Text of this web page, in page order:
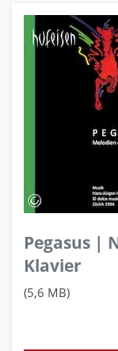
Pegasus |
Klavier
(5,6 MB)